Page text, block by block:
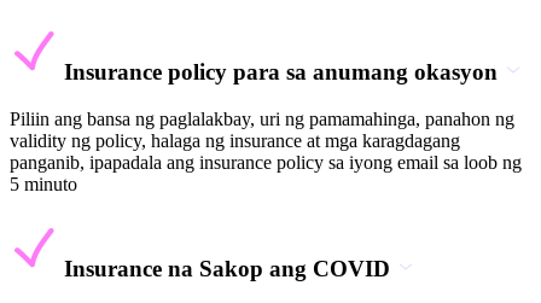
Insurance policy para sa anumang okasyon
Piliin ang bansa ng paglalakbay, uri ng pamamahinga, panahon ng
validity ng policy, halaga ng insurance at mga karagdagang
panganib, ipapadala ang insurance policy sa iyong email sa loob ng
5 minuto
Insurance na Sakop ang COVID